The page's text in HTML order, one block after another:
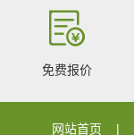
免费报价
网站首页